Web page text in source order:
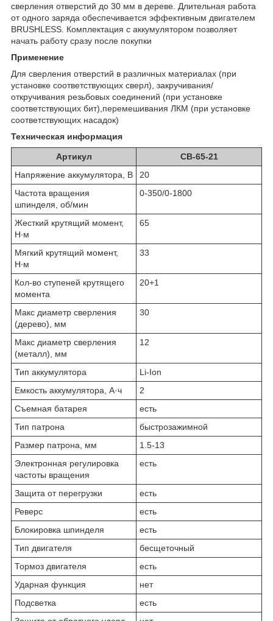
сверления отверстий до 30 мм в дереве. Длительная работа
от одного заряда обеспечивается эффективным двигателем
BRUSHLESS. Комплектация с аккумулятором позволяет
начать работу сразу после покупки
Применение
Для сверления отверстий в различных материалах (при
установке соответствующих сверл), закручивания/
откручивания резьбовых соединений (при установке
соответствующих бит),перемешивания ЛКМ (при установке
соответствующих насадок)
Техническая информация
Артикул
CB-65-21
Напряжение аккумулятора, В
20
Частота вращения
шпинделя, об/мин
0-350/0-1800
Жесткий крутящий момент,
Н∙м
65
Мягкий крутящий момент,
Н∙м
33
Кол-во ступеней крутящего
момента
20+1
Макс диаметр сверления
(дерево), мм
30
Макс диаметр сверления
(металл), мм
12
Тип аккумулятора
Li-Ion
Емкость аккумулятора, А·ч
2
Съемная батарея
есть
Тип патрона
бы­стро­за­жим­ной
Размер патрона, мм
1.5-13
Электронная регулировка
частоты вращения
есть
Защита от перегрузки
есть
Реверс
есть
Блокировка шпинделя
есть
Тип двигателя
бес­ще­точ­ный
Тормоз двигателя
есть
Ударная функция
нет
Подсветка
есть